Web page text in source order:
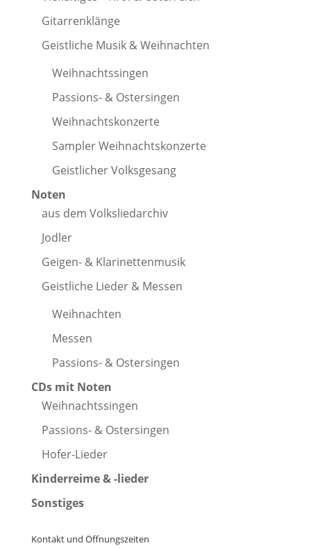
Gitarrenklänge
Geistliche Musik & Weihnachten
Weihnachtssingen
Passions- & Ostersingen
Weihnachtskonzerte
Sampler Weihnachtskonzerte
Geistlicher Volksgesang
Noten
aus dem Volksliedarchiv
Jodler
Geigen- & Klarinettenmusik
Geistliche Lieder & Messen
Weihnachten
Messen
Passions- & Ostersingen
CDs mit Noten
Weihnachtssingen
Passions- & Ostersingen
Hofer-Lieder
Kinderreime & -lieder
Sonstiges
Kontakt und Öffnungszeiten